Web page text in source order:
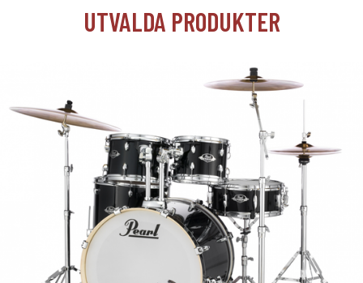
UTVALDA PRODUKTER